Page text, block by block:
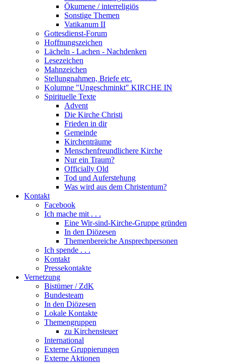
Ökumene / interreligiös
Sonstige Themen
Vatikanum II
Gottesdienst-Forum
Hoffnungszeichen
Lächeln - Lachen - Nachdenken
Lesezeichen
Mahnzeichen
Stellungnahmen, Briefe etc.
Kolumne "Ungeschminkt" KIRCHE IN
Spirituelle Texte
Advent
Die Kirche Christi
Frieden in dir
Gemeinde
Kirchenträume
Menschenfreundlichere Kirche
Nur ein Traum?
Officially Old
Tod und Auferstehung
Was wird aus dem Christentum?
Kontakt
Facebook
Ich mache mit . . .
Eine Wir-sind-Kirche-Gruppe gründen
In den Diözesen
Themenbereiche Ansprechpersonen
Ich spende . . .
Kontakt
Pressekontakte
Vernetzung
Bistümer / ZdK
Bundesteam
In den Diözesen
Lokale Kontakte
Themengruppen
zu Kirchensteuer
International
Externe Gruppierungen
Externe Aktionen